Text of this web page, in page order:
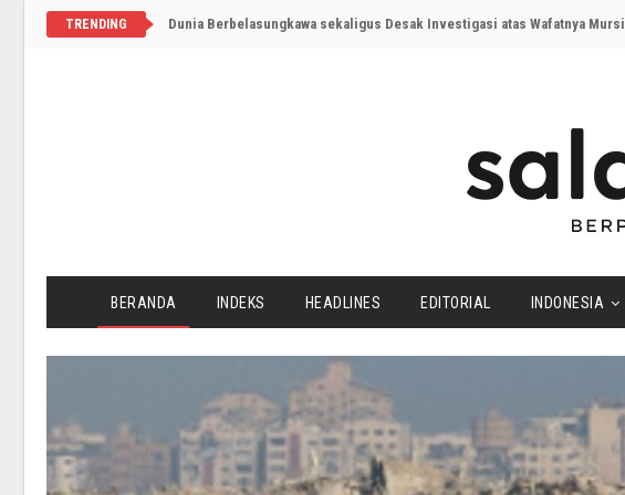
TRENDING Dunia Berbelasungkawa sekaligus Desak Investigasi atas Wafatnya Mursi
BERANDA INDEKS HEADLINES EDITORIAL INDONESIA